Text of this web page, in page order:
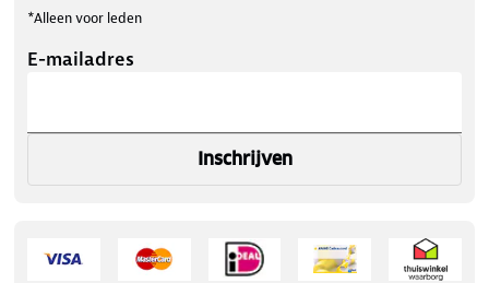
*Alleen voor leden
E-mailadres
Inschrijven